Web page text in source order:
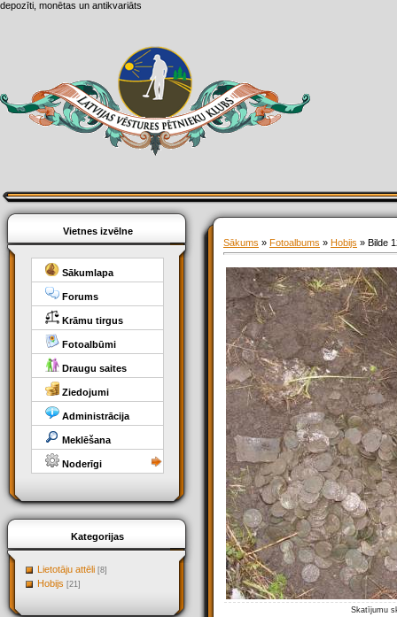
depozīti, monētas un antikvariāts
Vietnes izvēlne
Sākumlapa
Forums
Krāmu tirgus
Fotoalbūmi
Draugu saites
Ziedojumi
Administrācija
Meklēšana
Noderīgi
Kategorijas
Lietotāju attēli [8]
Hobijs [21]
Sākums » Fotoalbums » Hobijs » Bilde
Skatījumu